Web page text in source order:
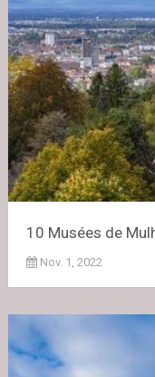
10 Musées de
Nov. 1, 2022